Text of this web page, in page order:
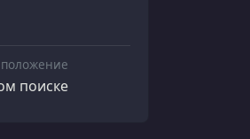
поиске